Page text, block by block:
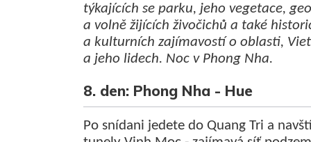
týkajících se parku, jeho vegetace,
a volně žijících živočichů a také
a kulturních zajímavostí o oblasti,
a jeho lidech. Noc v Phong Nha.
8. den: Phong Nha - Hue
Po snídani jedete do Quang Tri a